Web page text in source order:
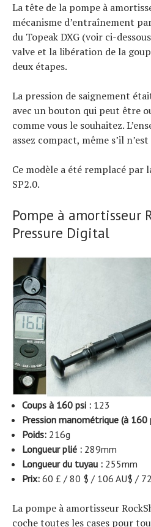
La tête de la pompe à
mécanisme d’entraînement
du Topeak DXG (voir ci-
valve et la libération de la
deux étapes.
La pression de saignement
avec un bouton qui peut être
comme vous le souhaitez.
assez compact, même s’il
Ce modèle a été remplacé par
SP2.0.
Pompe à amortisseur
Pressure Digital
Coups à 160 psi : 123
Pression manométrique (à 160
Poids: 216g
Longueur plié : 289mm
Longueur du tuyau : 255mm
Prix: 60 £ / 80 $ / 106 AU$ /
La pompe à amortisseur
coche toutes les cases pour